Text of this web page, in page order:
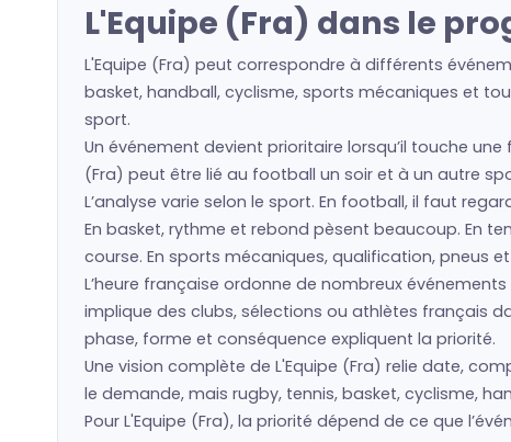
L'Equipe (Fra) dans le
L'Equipe (Fra) peut correspondre à différents
basket, handball, cyclisme, sports mécaniques et
sport.
Un événement devient prioritaire lorsqu’il touche
(Fra) peut être lié au football un soir et à un autre
L’analyse varie selon le sport. En football, il faut
En basket, rythme et rebond pèsent beaucoup. En
course. En sports mécaniques, qualification, pneus
L’heure française ordonne de nombreux
implique des clubs, sélections ou athlètes français
phase, forme et conséquence expliquent la priorité.
Une vision complète de L'Equipe (Fra) relie date,
le demande, mais rugby, tennis, basket, cyclisme,
Pour L'Equipe (Fra), la priorité dépend de ce que